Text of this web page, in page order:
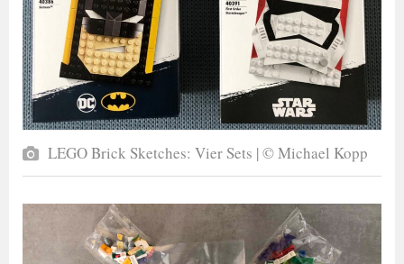
LEGO Brick Sketches: Vier Sets | © Michael Kopp